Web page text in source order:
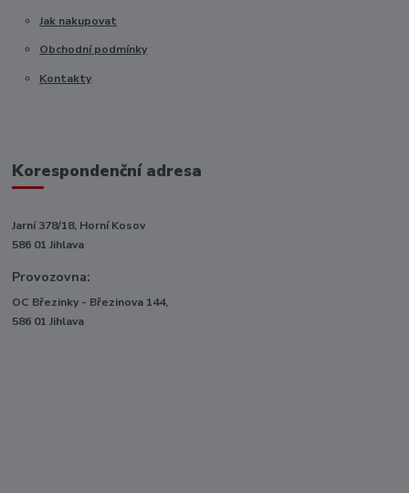
Jak nakupovat
Obchodní podmínky
Kontakty
Korespondenční adresa
Jarní 378/18, Horní Kosov
586 01 Jihlava
Provozovna:
OC Březinky - Březinova 144,
586 01 Jihlava